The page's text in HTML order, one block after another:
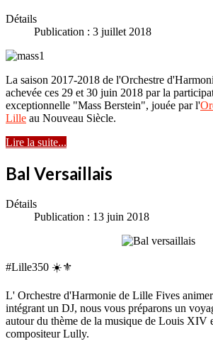
Détails
Publication : 3 juillet 2018
La saison 2017-2018 de l'Orchestre
achevée ces 29 et 30 juin 2018 par la
exceptionnelle "Mass Berstein", jouée par l'
Lille au Nouveau Siècle.
Lire la suite...
Bal Versaillais
Détails
Publication : 13 juin 2018
#Lille350 ☀️⚜️
L' Orchestre d'Harmonie de Lille Fives
intégrant un DJ, nous vous préparons un
autour du thème de la musique de Louis XIV
compositeur Lully.